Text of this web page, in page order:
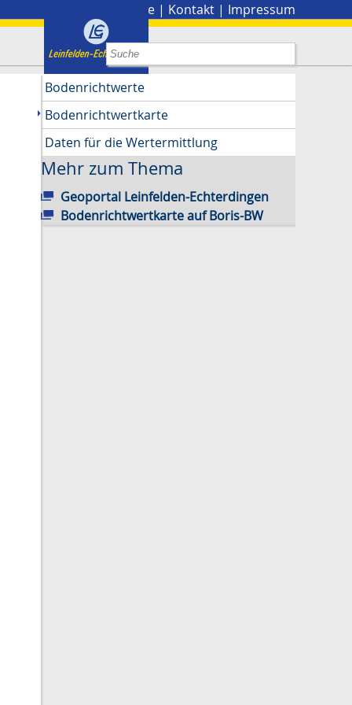
Presse | Kontakt | Impressum
Bodenrichtwerte
Bodenrichtwertkarte
Daten für die Wertermittlung
Mehr zum Thema
Geoportal Leinfelden-Echterdingen
Bodenrichtwertkarte auf Boris-BW